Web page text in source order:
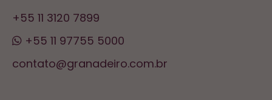
+55 11 3120 7899
+55 11 97755 5000
contato@granadeiro.com.br